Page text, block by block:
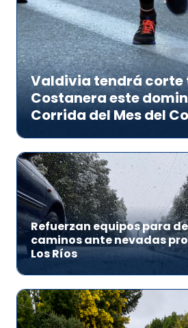
Valdivia tendrá corte
Costanera este
Corrida del Mes del
Refuerzan equipos para
caminos ante nevadas
Los Ríos